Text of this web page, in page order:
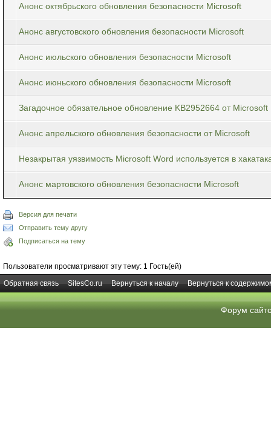
Анонс октябрьского обновления безопасности Microsoft
Анонс августовского обновления безопасности Microsoft
Анонс июльского обновления безопасности Microsoft
Анонс июньского обновления безопасности Microsoft
Загадочное обязательное обновление KB2952664 от Microsoft
Анонс апрельского обновления безопасности от Microsoft
Незакрытая уязвимость Microsoft Word используется в
Анонс мартовского обновления безопасности Microsoft
Версия для печати
Отправить тему другу
Подписаться на тему
Пользователи просматривают эту тему: 1 Гость(ей)
Обратная связь
SitesCo.ru Вернуться к началу Вернуться к
Форум